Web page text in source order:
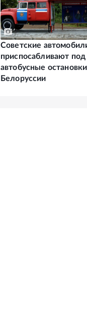
Советские
приспосабливают под
автобусные
Белоруссии